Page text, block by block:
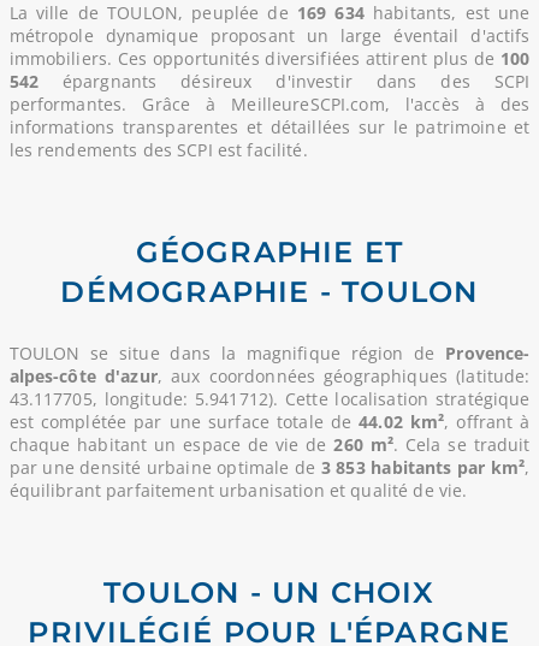
La ville de TOULON, peuplée de 169 634habitants, est une
métropole dynamique proposant un large éventail d'actifs
immobiliers. Ces opportunités diversifiées attirent plus de 100
542épargnants désireux d'investir dans des SCPI
performantes. Grâce à MeilleureSCPI.com, l'accès à des
informations transparentes et détaillées sur le patrimoine et
les rendements des SCPI est facilité.
GÉOGRAPHIE ET
DÉMOGRAPHIE - TOULON
TOULON se situe dans la magnifique région de Provence-
alpes-côte d'azur, aux coordonnées géographiques (latitude:
43.117705, longitude: 5.941712). Cette localisation stratégique
est complétée par une surface totale de44.02 km², offrant à
chaque habitant un espace de vie de260 m². Cela se traduit
par une densité urbaine optimale de 3 853 habitants par km²,
équilibrant parfaitement urbanisation et qualité de vie.
TOULON - UN CHOIX
PRIVILÉGIÉ POUR L'ÉPARGNE